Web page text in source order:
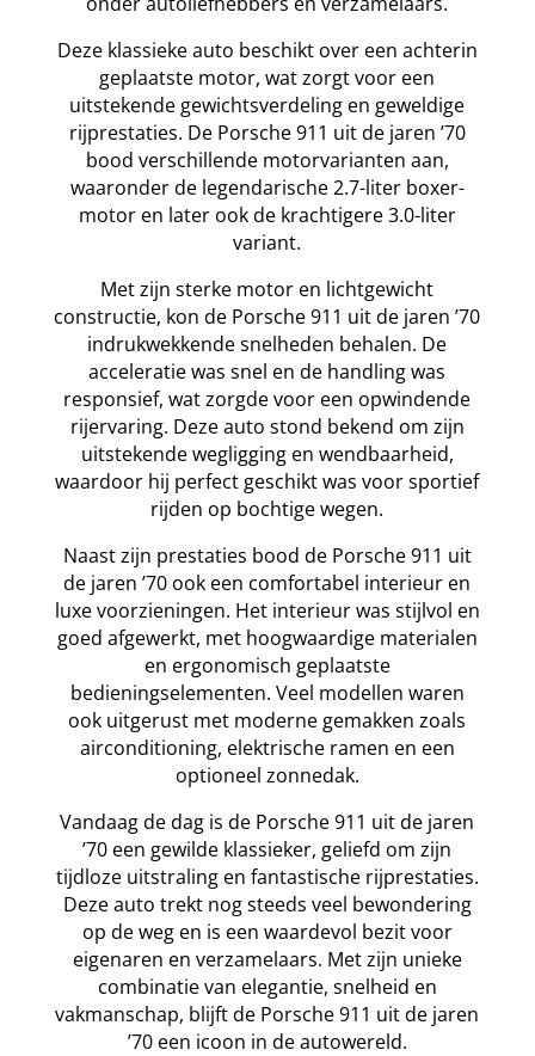
Deze klassieke auto beschikt over een achterin
geplaatste motor, wat zorgt voor een
uitstekende gewichtsverdeling en geweldige
rijprestaties. De Porsche 911 uit de jaren ’70
bood verschillende motorvarianten aan,
waaronder de legendarische 2.7-liter boxer-
motor en later ook de krachtigere 3.0-liter
variant.
Met zijn sterke motor en lichtgewicht
constructie, kon de Porsche 911 uit de jaren ’70
indrukwekkende snelheden behalen. De
acceleratie was snel en de handling was
responsief, wat zorgde voor een opwindende
rijervaring. Deze auto stond bekend om zijn
uitstekende wegligging en wendbaarheid,
waardoor hij perfect geschikt was voor sportief
rijden op bochtige wegen.
Naast zijn prestaties bood de Porsche 911 uit
de jaren ’70 ook een comfortabel interieur en
luxe voorzieningen. Het interieur was stijlvol en
goed afgewerkt, met hoogwaardige materialen
en ergonomisch geplaatste
bedieningselementen. Veel modellen waren
ook uitgerust met moderne gemakken zoals
airconditioning, elektrische ramen en een
optioneel zonnedak.
Vandaag de dag is de Porsche 911 uit de jaren
’70 een gewilde klassieker, geliefd om zijn
tijdloze uitstraling en fantastische rijprestaties.
Deze auto trekt nog steeds veel bewondering
op de weg en is een waardevol bezit voor
eigenaren en verzamelaars. Met zijn unieke
combinatie van elegantie, snelheid en
vakmanschap, blijft de Porsche 911 uit de jaren
’70 een icoon in de autowereld.